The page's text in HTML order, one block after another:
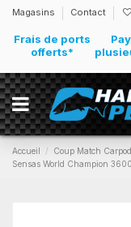
Magasins Contact
Frais de ports
offerts*
Accueil Coup Match
Sensas World Champion 3600